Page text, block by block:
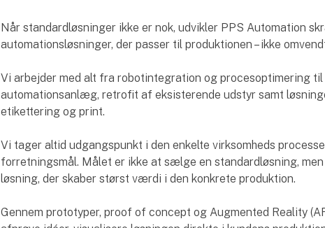
Når standardløsninger ikke er nok, udvikler PPS Automation
automationsløsninger, der passer til produktionen – ikke
Vi arbejder med alt fra robotintegration og procesoptimering til
automationsanlæg, retrofit af eksisterende udstyr samt
etikettering og print.
Vi tager altid udgangspunkt i den enkelte virksomheds
forretningsmål. Målet er ikke at sælge en standardløsning,
løsning, der skaber størst værdi i den konkrete produktion.
Gennem prototyper, proof of concept og Augmented Reality